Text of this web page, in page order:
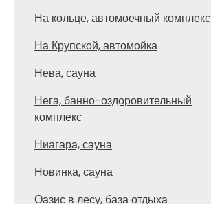
На кольце, автомоечный комплекс
На Крупской, автомойка
Нева, сауна
Нега, банно-оздоровительный
комплекс
Ниагара, сауна
Новинка, сауна
Оазис в лесу, база отдыха